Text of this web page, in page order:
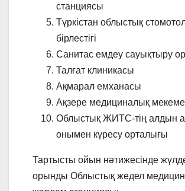
станциясы
Түркістан облыстық
бірлестігі
Санитас емдеу сауықтыру
Талғат клиникасы
Ақмарал емханасы
Ақзере медициналық
Облыстық ЖИТС-тің алдын
онымен күресу орталығы
Тартысты ойын нәтижесінде
орынды Облыстық жедел